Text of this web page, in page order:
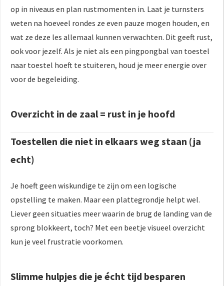
op in niveaus en plan rustmomenten in. Laat je turnsters
weten na hoeveel rondes ze even pauze mogen houden, en
wat ze deze les allemaal kunnen verwachten. Dit geeft rust,
ook voor jezelf. Als je niet als een pingpongbal van toestel
naar toestel hoeft te stuiteren, houd je meer energie over
voor de begeleiding.
Overzicht in de zaal = rust in je hoofd
Toestellen die niet in elkaars weg staan (ja
echt)
Je hoeft geen wiskundige te zijn om een logische
opstelling te maken. Maar een plattegrondje helpt wel.
Liever geen situaties meer waarin de brug de landing van de
sprong blokkeert, toch? Met een beetje visueel overzicht
kun je veel frustratie voorkomen.
Slimme hulpjes die je écht tijd besparen